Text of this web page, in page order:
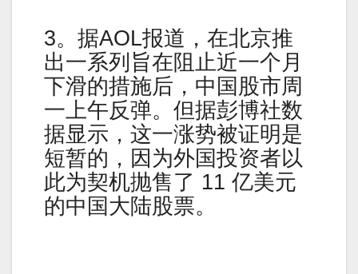
3。据AOL报道，在北京推
出一系列旨在阻止近一个月
下滑的措施后，中国股市周
一上午反弹。但据彭博社数
据显示，这一涨势被证明是
短暂的，因为外国投资者以
此为契机抛售了 11 亿美元
的中国大陆股票。